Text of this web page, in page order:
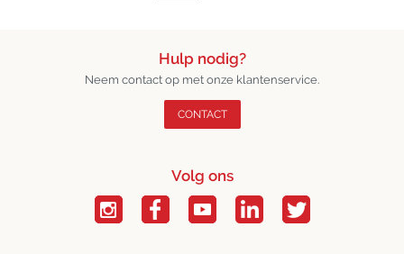
Hulp nodig?
Neem contact op met onze klantenservice.
CONTACT
Volg ons